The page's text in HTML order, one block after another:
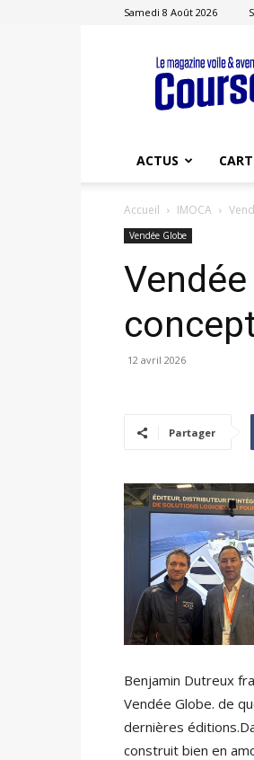
Samedi 8 Août 2026
ACTUS
Accueil IMOCA
Vendée Globe
12 avril 2026
Partager
Benjamin Dutreux
Vendée Globe. de
dernières
construit bien en